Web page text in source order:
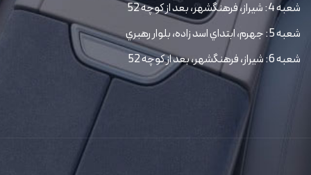
شعبه 4: شیراز، فرهنگشهر، بعد از کوچه 52
شعبه 5: جهرم، ابتداي اسد زاده، بلوار رهبري
شعبه 6: شیراز، فرهنگشهر، بعد از کوچه 52